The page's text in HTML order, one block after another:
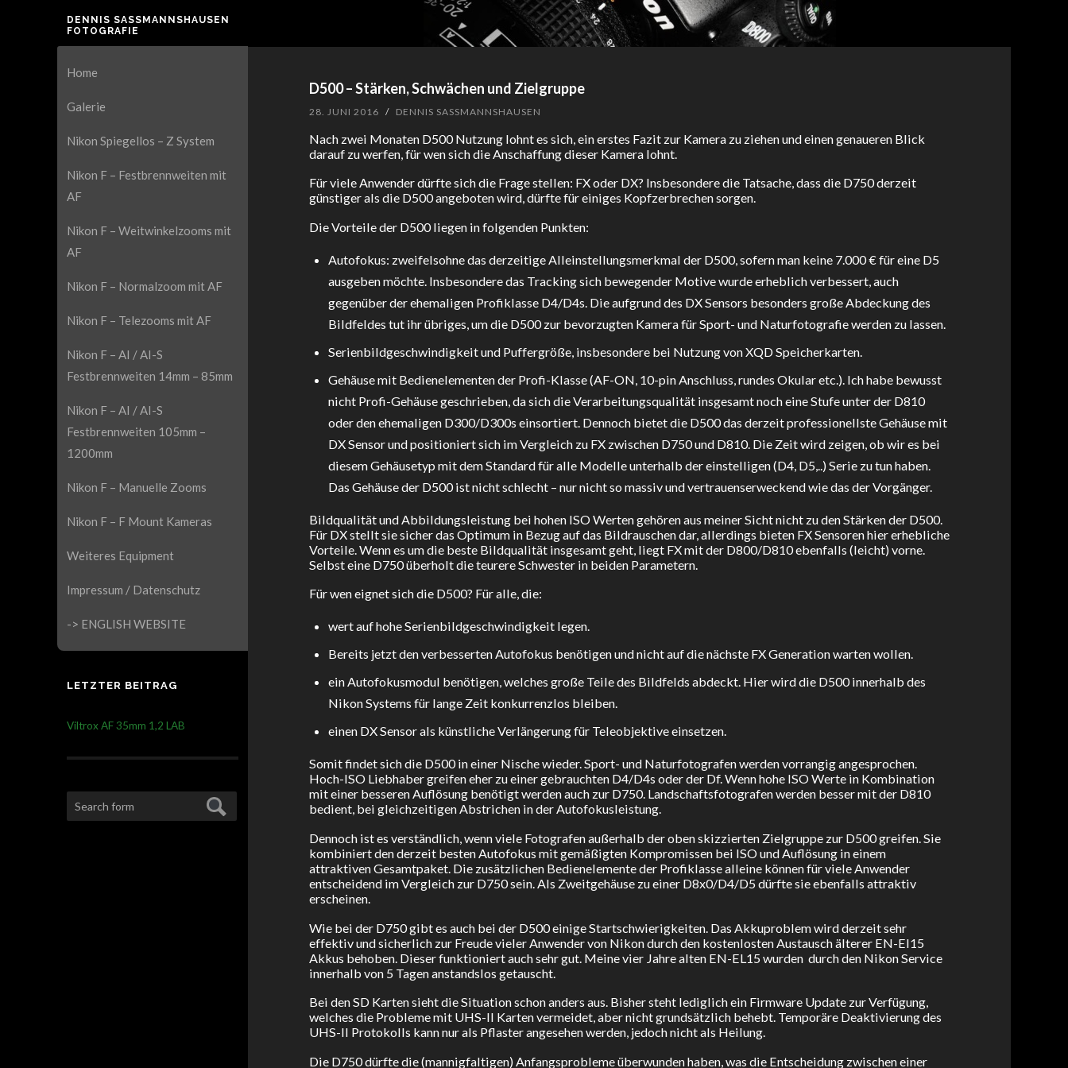
DENNIS SASSMANNSHAUSEN F
OTOGRAFIE
Home
Galerie
Nikon Spiegellos – Z System
Nikon F – Festbrennweiten mit
AF
Nikon F – Weitwinkelzooms mit
AF
Nikon F – Normalzoom mit AF
Nikon F – Telezooms mit AF
Nikon F – AI / AI-S
Festbrennweiten 14mm – 85mm
Nikon F – AI / AI-S
Festbrennweiten 105mm –
1200mm
Nikon F – Manuelle Zooms
Nikon F – F Mount Kameras
Weiteres Equipment
Impressum / Datenschutz
-> ENGLISH WEBSITE
LETZTER BEITRAG
Viltrox AF 35mm 1,2 LAB
D500 – Stärken, Schwächen und Zielgruppe
28. JUNI 2016 / DENNIS SASSMANNSHAUSEN
Nach zwei Monaten D500 Nutzung lohnt es sich, ein erstes Fazit zur Kamera zu ziehen und einen genaueren Blick
darauf zu werfen, für wen sich die Anschaffung dieser Kamera lohnt.
Für viele Anwender dürfte sich die Frage stellen: FX oder DX? Insbesondere die Tatsache, dass die D750 derzeit
günstiger als die D500 angeboten wird, dürfte für einiges Kopfzerbrechen sorgen.
Die Vorteile der D500 liegen in folgenden Punkten:
Autofokus: zweifelsohne das derzeitige Alleinstellungsmerkmal der D500, sofern man keine 7.000 € für eine D5
ausgeben möchte. Insbesondere das Tracking sich bewegender Motive wurde erheblich verbessert, auch
gegenüber der ehemaligen Profiklasse D4/D4s. Die aufgrund des DX Sensors besonders große Abdeckung des
Bildfeldes tut ihr übriges, um die D500 zur bevorzugten Kamera für Sport- und Naturfotografie werden zu lassen.
Serienbildgeschwindigkeit und Puffergröße, insbesondere bei Nutzung von XQD Speicherkarten.
Gehäuse mit Bedienelementen der Profi-Klasse (AF-ON, 10-pin Anschluss, rundes Okular etc.). Ich habe bewusst
nicht Profi-Gehäuse geschrieben, da sich die Verarbeitungsqualität insgesamt noch eine Stufe unter der D810
oder den ehemaligen D300/D300s einsortiert. Dennoch bietet die D500 das derzeit professionellste Gehäuse mit
DX Sensor und positioniert sich im Vergleich zu FX zwischen D750 und D810. Die Zeit wird zeigen, ob wir es bei
diesem Gehäusetyp mit dem Standard für alle Modelle unterhalb der einstelligen (D4, D5,..) Serie zu tun haben.
Das Gehäuse der D500 ist nicht schlecht – nur nicht so massiv und vertrauenserweckend wie das der Vorgänger.
Bildqualität und Abbildungsleistung bei hohen ISO Werten gehören aus meiner Sicht nicht zu den Stärken der D500.
Für DX stellt sie sicher das Optimum in Bezug auf das Bildrauschen dar, allerdings bieten FX Sensoren hier erhebliche
Vorteile. Wenn es um die beste Bildqualität insgesamt geht, liegt FX mit der D800/D810 ebenfalls (leicht) vorne.
Selbst eine D750 überholt die teurere Schwester in beiden Parametern.
Für wen eignet sich die D500? Für alle, die:
wert auf hohe Serienbildgeschwindigkeit legen.
Bereits jetzt den verbesserten Autofokus benötigen und nicht auf die nächste FX Generation warten wollen.
ein Autofokusmodul benötigen, welches große Teile des Bildfelds abdeckt. Hier wird die D500 innerhalb des
Nikon Systems für lange Zeit konkurrenzlos bleiben.
einen DX Sensor als künstliche Verlängerung für Teleobjektive einsetzen.
Somit findet sich die D500 in einer Nische wieder. Sport- und Naturfotografen werden vorrangig angesprochen.
Hoch-ISO Liebhaber greifen eher zu einer gebrauchten D4/D4s oder der Df. Wenn hohe ISO Werte in Kombination
mit einer besseren Auflösung benötigt werden auch zur D750. Landschaftsfotografen werden besser mit der D810
bedient, bei gleichzeitigen Abstrichen in der Autofokusleistung.
Dennoch ist es verständlich, wenn viele Fotografen außerhalb der oben skizzierten Zielgruppe zur D500 greifen. Sie
kombiniert den derzeit besten Autofokus mit gemäßigten Kompromissen bei ISO und Auflösung in einem
attraktiven Gesamtpaket. Die zusätzlichen Bedienelemente der Profiklasse alleine können für viele Anwender
entscheidend im Vergleich zur D750 sein. Als Zweitgehäuse zu einer D8x0/D4/D5 dürfte sie ebenfalls attraktiv
erscheinen.
Wie bei der D750 gibt es auch bei der D500 einige Startschwierigkeiten. Das Akkuproblem wird derzeit sehr
effektiv und sicherlich zur Freude vieler Anwender von Nikon durch den kostenlosten Austausch älterer EN-El15
Akkus behoben. Dieser funktioniert auch sehr gut. Meine vier Jahre alten EN-EL15 wurden durch den Nikon Service
innerhalb von 5 Tagen anstandslos getauscht.
Bei den SD Karten sieht die Situation schon anders aus. Bisher steht lediglich ein Firmware Update zur Verfügung,
welches die Probleme mit UHS-II Karten vermeidet, aber nicht grundsätzlich behebt. Temporäre Deaktivierung des
UHS-II Protokolls kann nur als Pflaster angesehen werden, jedoch nicht als Heilung.
Die D750 dürfte die (mannigfaltigen) Anfangsprobleme überwunden haben, was die Entscheidung zwischen einer